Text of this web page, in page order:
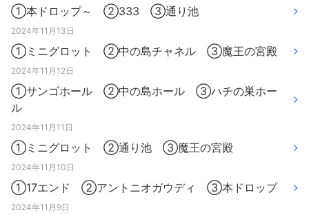
①本ドロップ～ ②333 ③通り池
2024年11月13日
①ミニグロット ②中の島チャネル ③魔王の宮殿
2024年11月12日
①サンゴホール ②中の島ホール ③ハチの巣ホー
ル
2024年11月11日
①ミニグロット ②通り池 ③魔王の宮殿
2024年11月10日
①17エンド ②アントニオガウディ ③本ドロップ
2024年11月9日